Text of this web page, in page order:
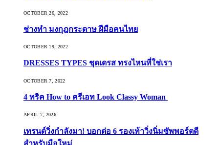
OCTOBER 26, 2022
ช่างทำ มงกุฎกระดาษ ฝีมือคนไทย
OCTOBER 19, 2022
DRESSES TYPES ชุดเดรส ทรงไหนที่ใช่เรา
OCTOBER 7, 2022
4 ทริค How to ครีเอท Look Classy Woman
APRIL 7, 2026
เทรนด์วิ่งกำลังมา! บอกต่อ 6 รองเท้าวิ่งนิ่มซัพพอร์ตดี
สำหรับมือใหม่